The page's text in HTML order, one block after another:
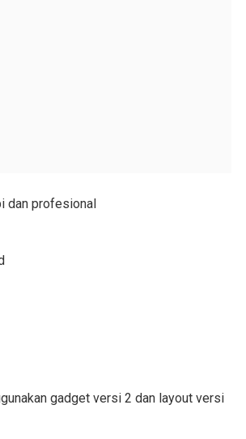
dan profesional
gadget versi 2 dan layout versi